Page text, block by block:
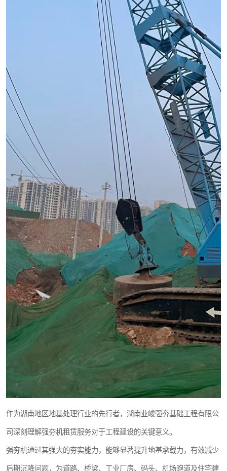
作为湖南地区地基处理行业的先行者，湖南业峻强夯基础工程有限公
司深刻理解强夯机租赁服务对于工程建设的关键意义。
强夯机通过其强大的夯实能力，能够显著提升地基承载力，有效减少
后期沉降问题，为道路、桥梁、工业厂房、码头、机场跑道及住宅建